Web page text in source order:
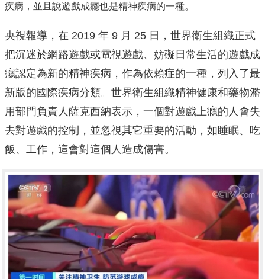
疾病，並且說遊戲成癮也是精神疾病的一種。
央視報導，在 2019 年 9 月 25 日，世界衛生組織正式
把沉迷於網路遊戲或電視遊戲、妨礙日常生活的遊戲成
癮認定為新的精神疾病，作為依賴症的一種，列入了最
新版的國際疾病分類。世界衛生組織精神健康和藥物濫
用部門負責人薩克西納表示，一個對遊戲上癮的人會失
去對遊戲的控制，並忽視其它重要的活動，如睡眠、吃
飯、工作，這會對這個人造成傷害。